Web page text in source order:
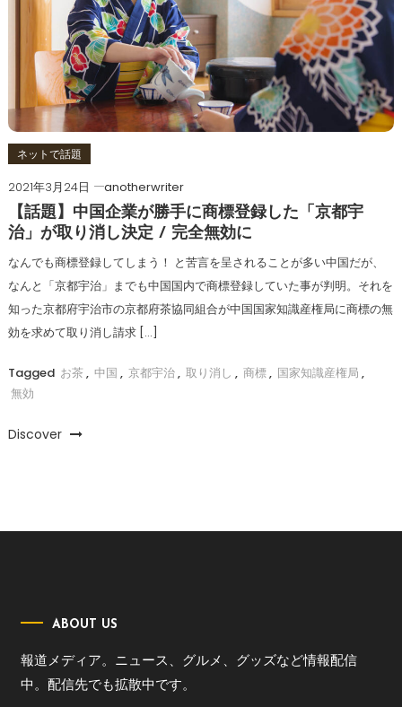
ネットで話題
2021年3月24日
anotherwriter
【話題】中国企業が勝手に商標登録した「京都宇
治」が取り消し決定 / 完全無効に
なんでも商標登録してしまう！ と苦言を呈されることが多い中国だが、
なんと「京都宇治」までも中国国内で商標登録していた事が判明。それを
知った京都府宇治市の京都府茶協同組合が中国国家知識産権局に商標の無
効を求めて取り消し請求 […]
Tagged お茶 , 中国 , 京都宇治, 取り消し , 商標, 国家知識産権局 ,
無効
Discover
ABOUT US
報道メディア。ニュース、グルメ、グッズなど情報配信
中。配信先でも拡散中です。